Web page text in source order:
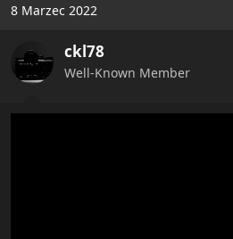
t
o
s
8 Marzec 2022
ckl78
Well-Known Member